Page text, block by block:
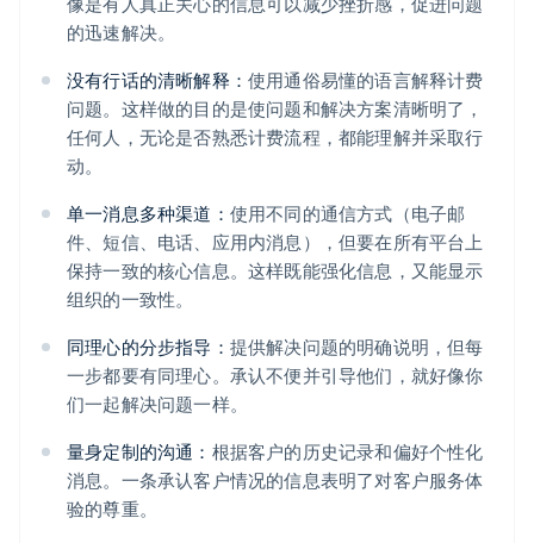
的迅速解决。
没有行话的清晰解释： 使用通俗易懂的语言解释计费
问题。这样做的目的是使问题和解决方案清晰明了，
任何人，无论是否熟悉计费流程，都能理解并采取行
动。
单一消息多种渠道： 使用不同的通信方式（电子邮
件、短信、电话、应用内消息），但要在所有平台上
保持一致的核心信息。这样既能强化信息，又能显示
组织的一致性。
同理心的分步指导： 提供解决问题的明确说明，但每
一步都要有同理心。承认不便并引导他们，就好像你
们一起解决问题一样。
量身定制的沟通： 根据客户的历史记录和偏好个性化
消息。一条承认客户情况的信息表明了对客户服务体
验的尊重。